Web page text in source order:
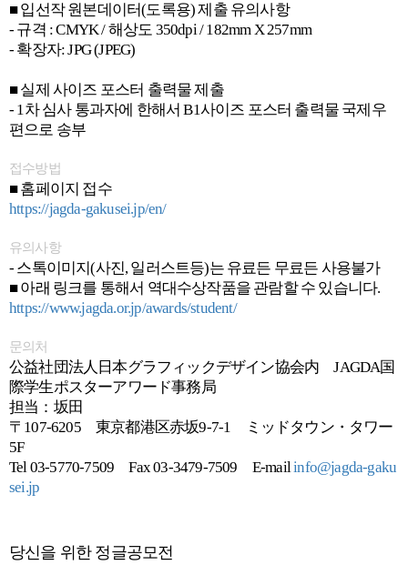
■ 입선작 원본데이터(도록용) 제출 유의사항
- 규격 : CMYK / 해상도 350dpi / 182mm X 257mm
- 확장자: JPG (JPEG)
■ 실제 사이즈 포스터 출력물 제출
- 1차 심사 통과자에 한해서 B1사이즈 포스터 출력물 국제우
편으로 송부
접수방법
■ 홈페이지 접수
https://jagda-gakusei.jp/en/
유의사항
- 스톡이미지(사진, 일러스트등)는 유료든 무료든 사용불가
■ 아래 링크를 통해서 역대수상작품을 관람할 수 있습니다.
https://www.jagda.or.jp/awards/student/
문의처
公益社団法人日本グラフィックデザイン協会内 JAGDA国
際学生ポスターアワード事務局
担当：坂田
〒107-6205 東京都港区赤坂9-7-1 ミッドタウン・タワー
5F
Tel 03-5770-7509 Fax 03-3479-7509 E-mailinfo@jagda-gaku
sei.jp
당신을 위한 정글공모전